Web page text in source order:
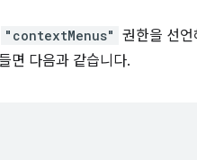
"contextMenus" 권한을 선언
면 다음과 같습니다.